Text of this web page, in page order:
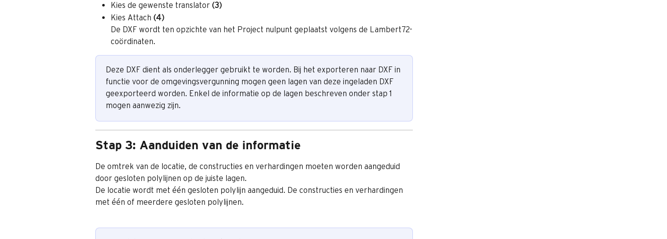
Kies de gewenste translator (3)
Kies Attach (4)
De DXF wordt ten opzichte van het Project nulpunt geplaatst volgens de Lambert72-
coördinaten.
Deze DXF dient als onderlegger gebruikt te worden. Bij het exporteren naar DXF in
functie voor de omgevingsvergunning mogen geen lagen van deze ingeladen DXF
geexporteerd worden. Enkel de informatie op de lagen beschreven onder stap 1
mogen aanwezig zijn.
Stap 3: Aanduiden van de informatie
De omtrek van de locatie, de constructies en verhardingen moeten worden aangeduid
door gesloten polylijnen op de juiste lagen.
De locatie wordt met één gesloten polylijn aangeduid. De constructies en verhardingen
met één of meerdere gesloten polylijnen.